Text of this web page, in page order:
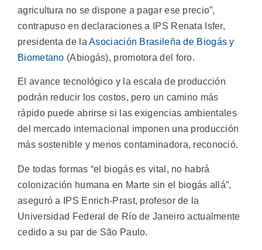
agricultura no se dispone a pagar ese precio”,
contrapuso en declaraciones a IPS Renata Isfer,
presidenta de laAsociación Brasileña de Biogás y
Biometano (Abiogás), promotora del foro.
El avance tecnológico y la escala de producción
podrán reducir los costos, pero un camino más
rápido puede abrirse si las exigencias ambientales
del mercado internacional imponen una producción
más sostenible y menos contaminadora, reconoció.
De todas formas “el biogás es vital, no habrá
colonización humana en Marte sin el biogás allá”,
aseguró a IPS Enrich-Prast, profesor de la
Universidad Federal de Río de Janeiro actualmente
cedido a su par de São Paulo.